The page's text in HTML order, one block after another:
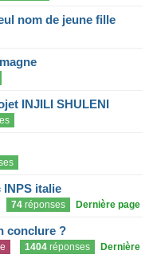
nom de jeune fille
INJILI SHULENI
INPS italie
74 réponses Dernière page
conclure ?
1404 réponses
Dernière